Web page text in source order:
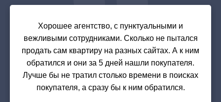
Хорошее агентство, с пунктуальными и
вежливыми сотрудниками. Сколько не пытался
продать сам квартиру на разных сайтах. А к ним
обратился и они за 5 дней нашли покупателя.
Лучше бы не тратил столько времени в поисках
покупателя, а сразу бы к ним обратился.